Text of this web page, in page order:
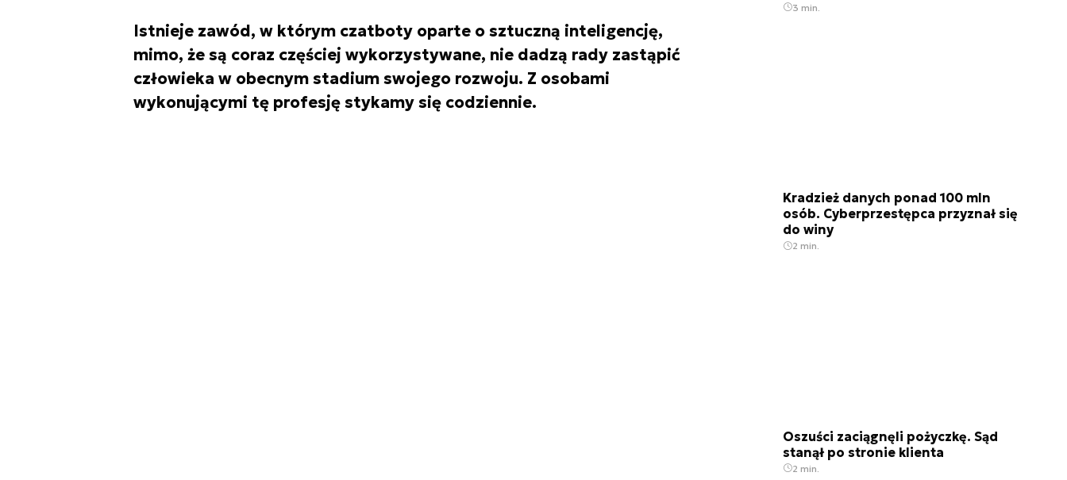
Istnieje zawód, w którym czatboty oparte o sztuczną inteligencję,
mimo, że są coraz częściej wykorzystywane, nie dadzą rady zastąpić
człowieka w obecnym stadium swojego rozwoju. Z osobami
wykonującymi tę profesję stykamy się codziennie.
3 min.
Kradzież danych ponad 100 mln
osób. Cyberprzestępca przyznał się
do winy
2 min.
Oszuści zaciągnęli pożyczkę. Sąd
stanął po stronie klienta
2 min.